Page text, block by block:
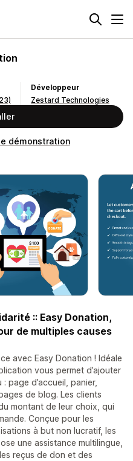
Développeur
Zestard Technologies
démonstration
:: Easy Donation,
de multiples causes
avec Easy Donation ! Idéale
vous permet d’ajouter
page d’accueil, panier,
de blog. Les clients
montant de leur choix, qui
Conçue pour les
à but non lucratif, les
une assistance multilingue,
reçus de don et des